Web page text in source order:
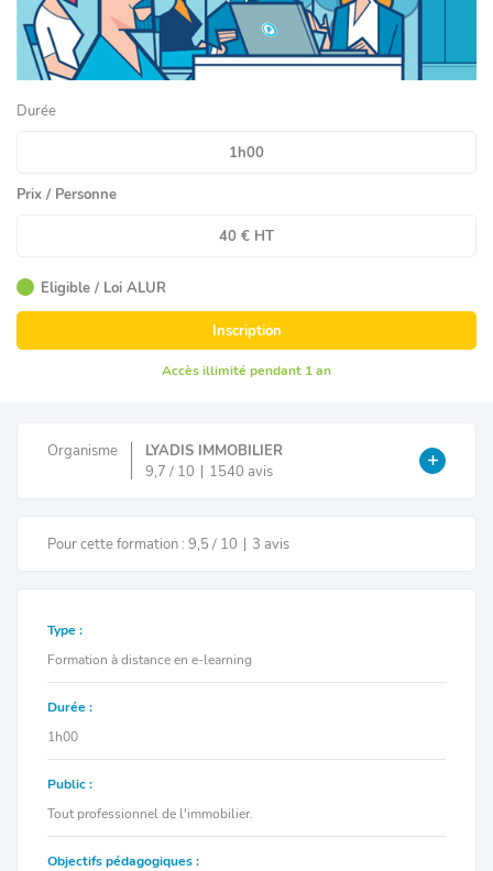
Durée
1h00
Prix / Personne
40 € HT
Eligible / Loi ALUR
Inscription
Accès illimité pendant 1 an
Organisme
LYADIS IMMOBILIER
9,7 / 10
1540 avis
Pour cette formation : 9,5 / 10 3 avis
Type :
Formation à distance en e-learning
Durée :
1h00
Public :
Tout professionnel de l'immobilier.
Objectifs pédagogiques :